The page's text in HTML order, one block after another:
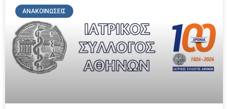
ΑΝΑΚΟΙΝΏΣΕΙΣ